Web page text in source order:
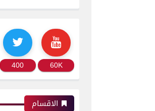
60K
400
الاقسام